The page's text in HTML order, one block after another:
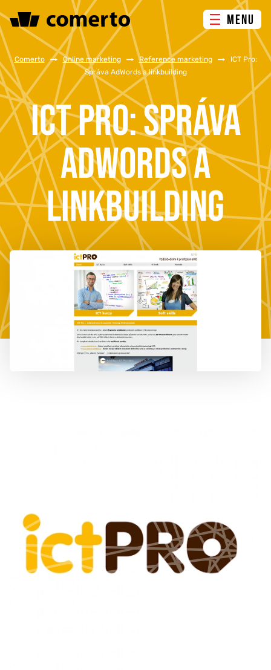
MENU
ONLINE MARKETING
TVORBA WEBU
PORADENSTVÍ & ŠKOLENÍ
REFERENCE
O NÁS
KONTAKTY
777 353 464
Comerto / Online marketing / Reference marketing /
ICT Pro:
Správa AdWords a linkbuilding
ICT PRO: SPRÁVA
ADWORDS A
LINKBUILDING